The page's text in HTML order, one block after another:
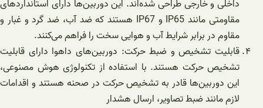
داخلی و خارجی طراحی شده‌اند. این دوربین‌ها دارای استانداردهای
مقاومتی مانند IP65 و IP67 هستند که ضد آب، ضد گرد و غبار و
مقاوم در برابر شرایط آب و هوایی سخت را فراهم می‌کنند.
قابلیت تشخیص و ضبط حرکت: دوربین‌های داهوا دارای قابلیت
تشخیص حرکت هستند. با استفاده از تکنولوژی هوش مصنوعی،
این دوربین‌ها قادر به تشخیص حرکت در صحنه هستند و اقدامات
لازم مانند ضبط تصاویر، ارسال هشدار